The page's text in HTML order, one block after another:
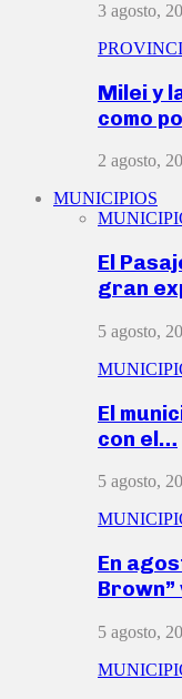
3 agosto,
Milei y
como
2 agosto,
MUNICIPIOS
El
gran
5 agosto,
El
con el…
5 agosto,
En
5 agosto,